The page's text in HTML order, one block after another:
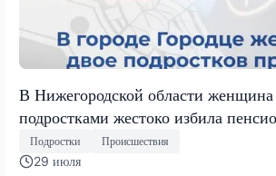
В Нижегородской области женщина
подростками жестоко избила
Подростки Происшествия
29 июля